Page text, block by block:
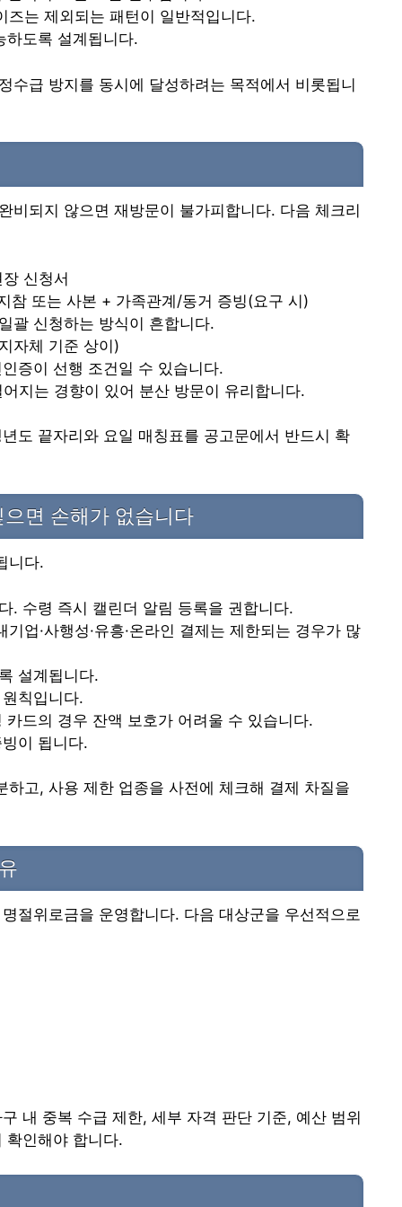
즈는 제외되는 패턴이 일반적입니다.
하도록 설계됩니다.
수급 방지를 동시에 달성하려는 목적에서 비롯됩니
비되지 않으면 재방문이 불가피합니다. 다음 체크리
신청서
참 또는 사본 + 가족관계/동거 증빙(요구 시)
괄 신청하는 방식이 흔합니다.
자체 기준 상이)
증이 선행 조건일 수 있습니다.
지는 경향이 있어 분산 방문이 유리합니다.
도 끝자리와 요일 매칭표를 공고문에서 반드시 확
으면 손해가 없습니다
니다.
. 수령 즉시 캘린더 알림 등록을 권합니다.
업·사행성·유흥·온라인 결제는 제한되는 경우가 많
설계됩니다.
칙입니다.
드의 경우 잔액 보호가 어려울 수 있습니다.
이 됩니다.
고, 사용 제한 업종을 사전에 체크해 결제 차질을
절위로금을 운영합니다. 다음 대상군을 우선적으로
내 중복 수급 제한, 세부 자격 판단 기준, 예산 범위
확인해야 합니다.